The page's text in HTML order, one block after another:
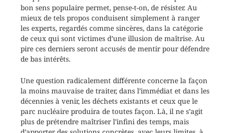
bon sens populaire permet, pense-t-on, de résister. Au
mieux de tels propos conduisent simplement à ranger
les experts, regardés comme sincères, dans la catégorie
de ceux qui sont victimes d’une illusion de maîtrise. Au
pire ces derniers seront accusés de mentir pour défendre
de bas intérêts.
Une question radicalement différente concerne la façon
la moins mauvaise de traiter, dans l’immédiat et dans les
décennies à venir, les déchets existants et ceux que le
parc nucléaire produira de toutes façon. Là, il ne s’agit
plus de prétendre maîtriser l’infini des temps, mais